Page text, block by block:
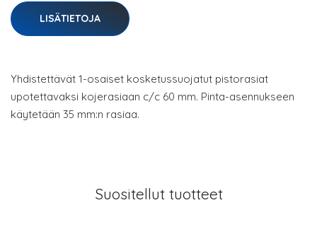
LISÄTIETOJA
Yhdistettävät 1-osaiset kosketussuojatut pistorasiat
upotettavaksi kojerasiaan c/c 60 mm. Pinta-asennukseen
käytetään 35 mm:n rasiaa.
Suositellut tuotteet